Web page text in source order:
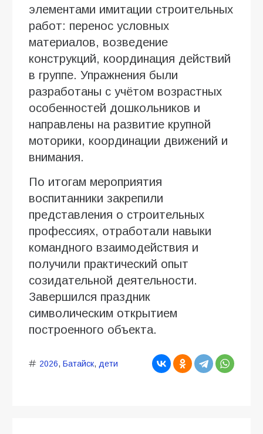
элементами имитации строительных
работ: перенос условных
материалов, возведение
конструкций, координация действий
в группе. Упражнения были
разработаны с учётом возрастных
особенностей дошкольников и
направлены на развитие крупной
моторики, координации движений и
внимания.
По итогам мероприятия
воспитанники закрепили
представления о строительных
профессиях, отработали навыки
командного взаимодействия и
получили практический опыт
созидательной деятельности.
Завершился праздник
символическим открытием
построенного объекта.
2026, Батайск, дети